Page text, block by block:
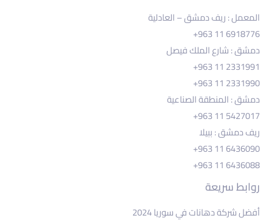
المعمل : ريف دمشق – العادلية
+963 11 6918776
دمشق : شارع الملك فيصل
+963 11 2331991
+963 11 2331990
دمشق : المنطقة الصناعية
+963 11 5427017
ريف دمشق : ببيلا
+963 11 6436090
+963 11 6436088
روابط سريعة
أفضل شركة دهانات في سوريا 2024